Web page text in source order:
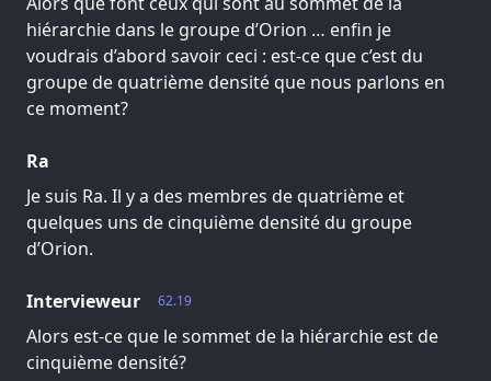
hiérarchie dans le groupe d’Orion … enfin je
voudrais d’abord savoir ceci : est-ce que c’est du
groupe de quatrième densité que nous parlons en
ce moment?
Ra
Je suis Ra. Il y a des membres de quatrième et
quelques uns de cinquième densité du groupe
d’Orion.
62.19
Intervieweur
Alors est-ce que le sommet de la hiérarchie est de
cinquième densité?